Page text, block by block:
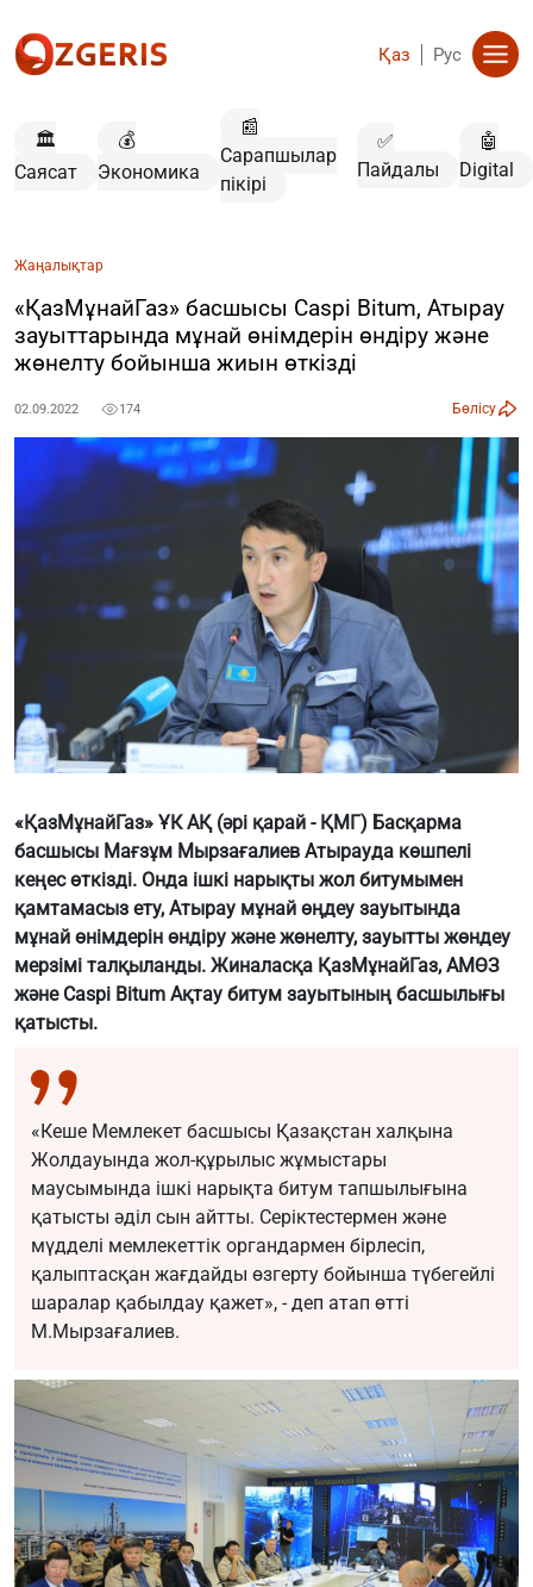
Қаз Рус
🏛️
Саясат
💰
Экономика
📰
Сарапшылар
пікірі
✅
Пайдалы
🤖
Digital
Жаңалықтар
«ҚазМұнайГаз» басшысы Caspi Bitum, Атырау
зауыттарында мұнай өнімдерін өндіру және
жөнелту бойынша жиын өткізді
02.09.2022 174 Бөлісу
«ҚазМұнайГаз» ҰК АҚ (әрі қарай - ҚМГ) Басқарма
басшысы Мағзұм Мырзағалиев Атырауда көшпелі
кеңес өткізді. Онда ішкі нарықты жол битумымен
қамтамасыз ету, Атырау мұнай өңдеу зауытында
мұнай өнімдерін өндіру және жөнелту, зауытты жөндеу
мерзімі талқыланды. Жиналасқа ҚазМұнайГаз, АМӨЗ
және Caspi Bitum Ақтау битум зауытының басшылығы
қатысты.
«Кеше Мемлекет басшысы Қазақстан халқына
Жолдауында жол-құрылыс жұмыстары
маусымында ішкі нарықта битум тапшылығына
қатысты әділ сын айтты. Серіктестермен және
мүдделі мемлекеттік органдармен бірлесіп,
қалыптасқан жағдайды өзгерту бойынша түбегейлі
шаралар қабылдау қажет», - деп атап өтті
М.Мырзағалиев.